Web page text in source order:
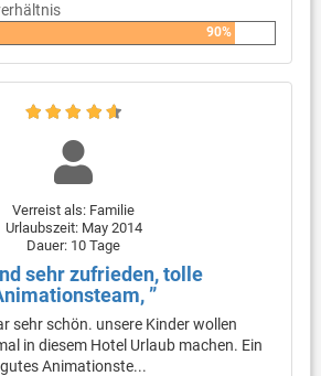
90%
Verreist als: Familie
Urlaubszeit: May 2014
Dauer: 10 Tage
sehr zufrieden, tolle
”
sehr schön. unsere Kinder wollen
in diesem Hotel Urlaub machen. Ein
gutes Animationste...